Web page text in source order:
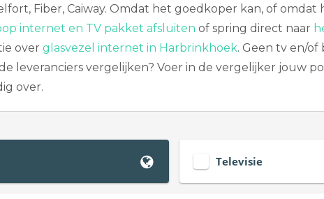
Fiber, Caiway. Omdat het goedkoper kan, of
internet en TV pakket afsluiten of spring direct naar
over glasvezel internet in Harbrinkhoek. Geen tv en/
leveranciers vergelijken? Voer in de vergelijker jouw
over.
Televisie